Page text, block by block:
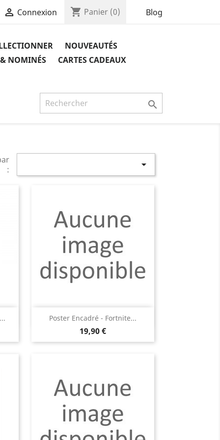
 Connexion shopping_cart Panier (0) Blog
NOUVEAUTÉS
& NOMINÉS
CARTES CADEAUX

:

Poster Encadré - Fortnite...
Prix
19,90 €
 Aperçu rapide